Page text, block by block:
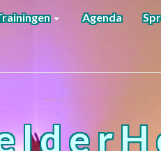
Agenda